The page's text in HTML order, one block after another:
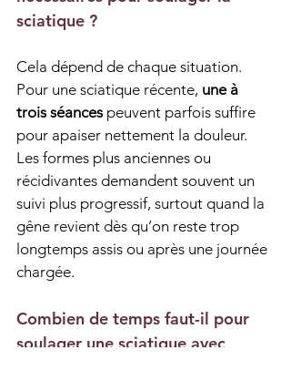
sciatique ?
Cela dépend de chaque situation.
Pour une sciatique récente, une à
trois séances peuvent parfois suffire
pour apaiser nettement la douleur.
Les formes plus anciennes ou
récidivantes demandent souvent un
suivi plus progressif, surtout quand la
gêne revient dès qu’on reste trop
longtemps assis ou après une journée
chargée.
Combien de temps faut-il pour
soulager une sciatique avec